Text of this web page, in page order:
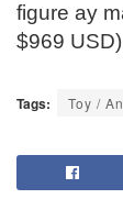
figure ay
$969
Tags: Toy /